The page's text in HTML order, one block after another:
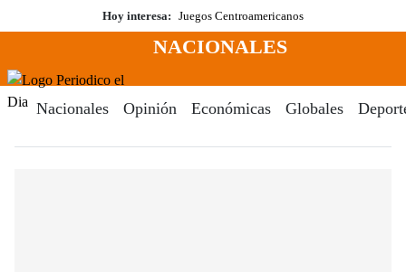
al
Hoy interesa: Juegos Centroamericanos
Menú
NACIONALES
Nacionales Opinión Económicas Globales